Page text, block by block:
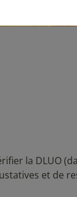
la DLUO
et de